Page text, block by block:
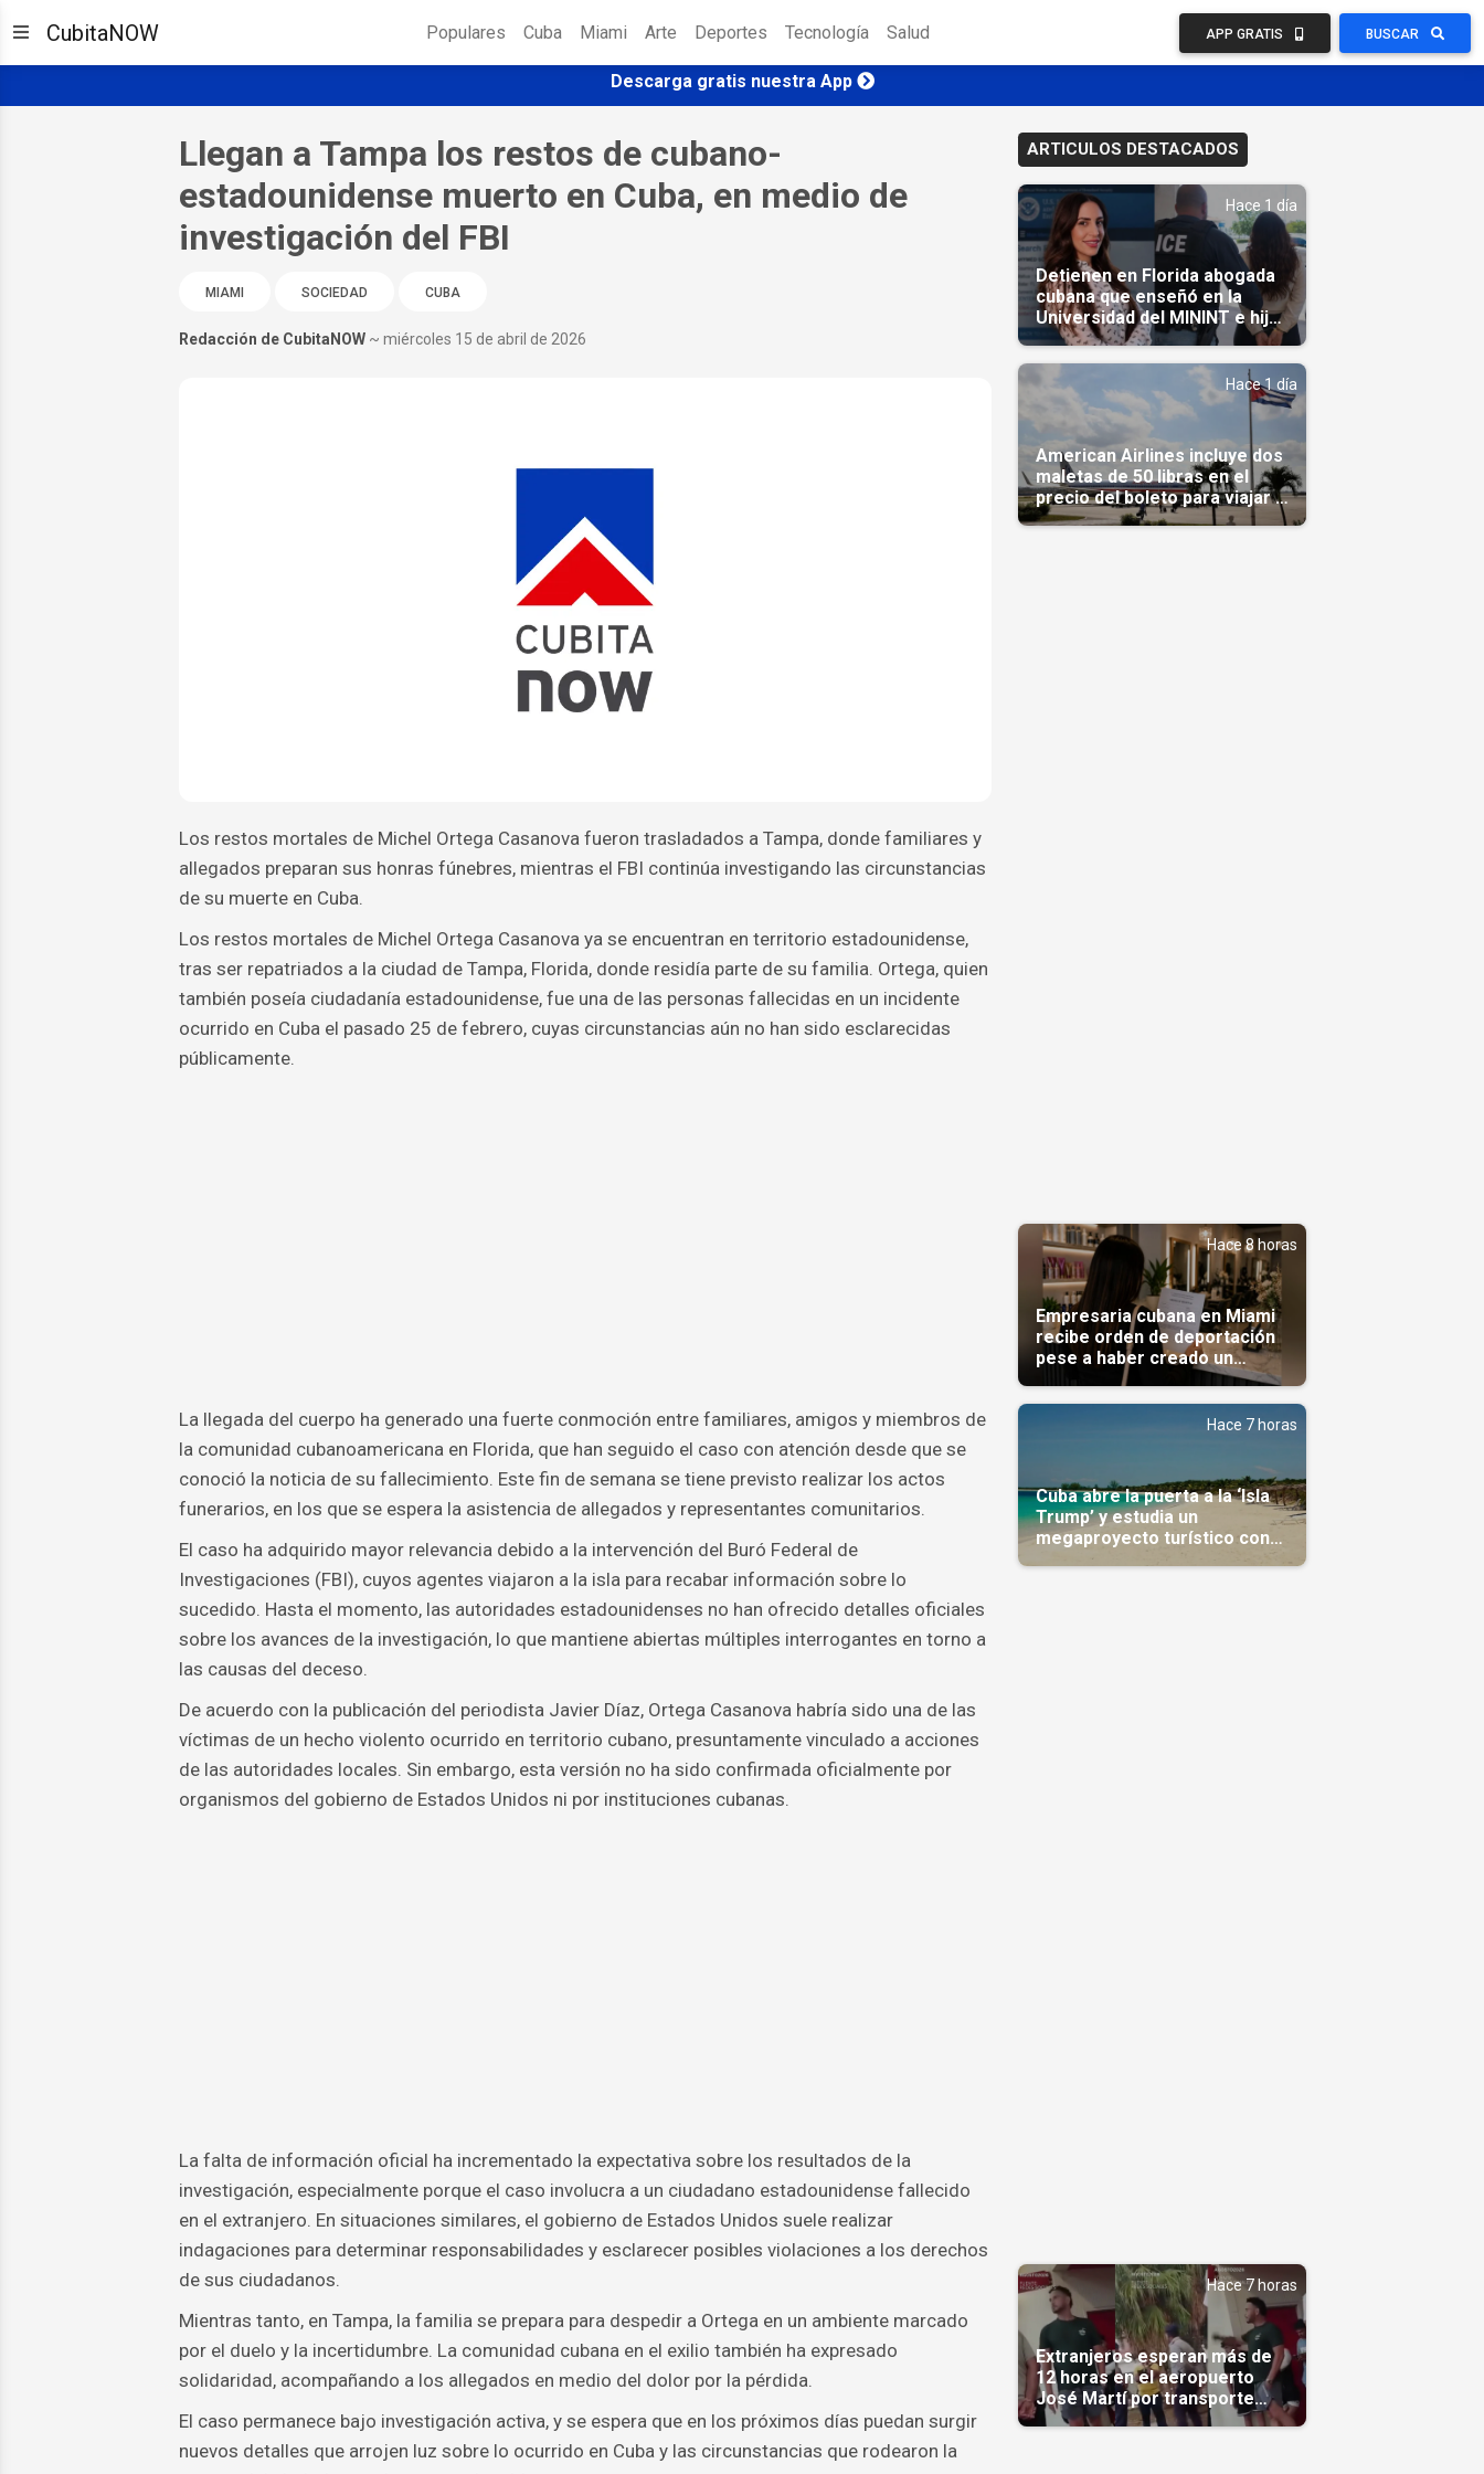
CubitaNOW Populares Cuba Miami Arte Deportes Tecnología Salud APP GRATIS BUSCAR
Descarga gratis nuestra App
Llegan a Tampa los restos de cubano-
estadounidense muerto en Cuba, en medio de
investigación del FBI
MIAMI SOCIEDAD CUBA
Redacción de CubitaNOW ~ miércoles 15 de abril de 2026
Los restos mortales de Michel Ortega Casanova fueron trasladados a Tampa, donde familiares y
allegados preparan sus honras fúnebres, mientras el FBI continúa investigando las circunstancias
de su muerte en Cuba.
Los restos mortales de Michel Ortega Casanova ya se encuentran en territorio estadounidense,
tras ser repatriados a la ciudad de Tampa, Florida, donde residía parte de su familia. Ortega, quien
también poseía ciudadanía estadounidense, fue una de las personas fallecidas en un incidente
ocurrido en Cuba el pasado 25 de febrero, cuyas circunstancias aún no han sido esclarecidas
públicamente.
La llegada del cuerpo ha generado una fuerte conmoción entre familiares, amigos y miembros de
la comunidad cubanoamericana en Florida, que han seguido el caso con atención desde que se
conoció la noticia de su fallecimiento. Este fin de semana se tiene previsto realizar los actos
funerarios, en los que se espera la asistencia de allegados y representantes comunitarios.
El caso ha adquirido mayor relevancia debido a la intervención del Buró Federal de
Investigaciones (FBI), cuyos agentes viajaron a la isla para recabar información sobre lo
sucedido. Hasta el momento, las autoridades estadounidenses no han ofrecido detalles oficiales
sobre los avances de la investigación, lo que mantiene abiertas múltiples interrogantes en torno a
las causas del deceso.
De acuerdo con la publicación del periodista Javier Díaz, Ortega Casanova habría sido una de las
víctimas de un hecho violento ocurrido en territorio cubano, presuntamente vinculado a acciones
de las autoridades locales. Sin embargo, esta versión no ha sido confirmada oficialmente por
organismos del gobierno de Estados Unidos ni por instituciones cubanas.
La falta de información oficial ha incrementado la expectativa sobre los resultados de la
investigación, especialmente porque el caso involucra a un ciudadano estadounidense fallecido
en el extranjero. En situaciones similares, el gobierno de Estados Unidos suele realizar
indagaciones para determinar responsabilidades y esclarecer posibles violaciones a los derechos
de sus ciudadanos.
Mientras tanto, en Tampa, la familia se prepara para despedir a Ortega en un ambiente marcado
por el duelo y la incertidumbre. La comunidad cubana en el exilio también ha expresado
solidaridad, acompañando a los allegados en medio del dolor por la pérdida.
El caso permanece bajo investigación activa, y se espera que en los próximos días puedan surgir
nuevos detalles que arrojen luz sobre lo ocurrido en Cuba y las circunstancias que rodearon la
ARTICULOS DESTACADOS
Hace 1 día
Detienen en Florida abogada
cubana que enseñó en la
Universidad del MININT e hija
de diplomático cubano
Hace 1 día
American Airlines incluye dos
maletas de 50 libras en el
precio del boleto para viajar a
Cuba en agosto
Hace 8 horas
Empresaria cubana en Miami
recibe orden de deportación
pese a haber creado un
Hace 7 horas
Cuba abre la puerta a la ‘Isla
Trump’ y estudia un
megaproyecto turístico con
capital árabe
Hace 7 horas
Extranjeros esperan más de
12 horas en el aeropuerto
José Martí por transporte
reservado semanas